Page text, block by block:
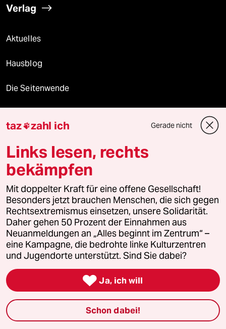
Verlag
Aktuelles
Hausblog
Die Seitenwende
Unterstützen
abo
genossenschaft
taz zahl ich
recherchefonds ausland
panterstiftung
taz zahl ich Gerade nicht
Links lesen, rechts
bekämpfen
Mit doppelter Kraft für eine offene Gesellschaft!
Besonders jetzt brauchen Menschen, die sich gegen
Rechtsextremismus einsetzen, unsere Solidarität.
Daher gehen 50 Prozent der Einnahmen aus
Neuanmeldungen an „Alles beginnt im Zentrum“ –
eine Kampagne, die bedrohte linke Kulturzentren
und Jugendorte unterstützt. Sind Sie dabei?
 Ja, ich will
Schon dabei!